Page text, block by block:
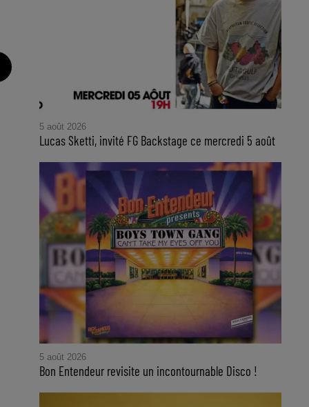
5 août 2026
Lucas Sketti, invité FG Backstage ce mercredi 5 août
5 août 2026
Bon Entendeur revisite un incontournable Disco !